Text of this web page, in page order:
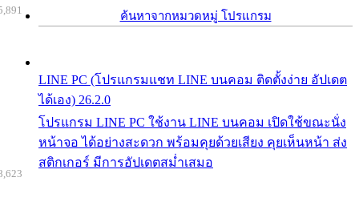
ค้นหาจากหมวดหมู่ โปรแกรม
LINE PC (โปรแกรมแชท LINE บนคอม ติดตั้งง่าย อัปเดต
ได้เอง) 26.2.0
โปรแกรม LINE PC ใช้งาน LINE บนคอม เปิดใช้ขณะนั่ง
หน้าจอ ได้อย่างสะดวก พร้อมคุยด้วยเสียง คุยเห็นหน้า ส่ง
สติกเกอร์ มีการอัปเดตสม่ำเสมอ